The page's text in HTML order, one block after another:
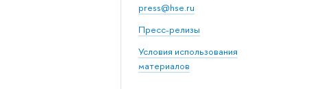
press@hse.ru
Пресс-релизы
Условия использования
материалов